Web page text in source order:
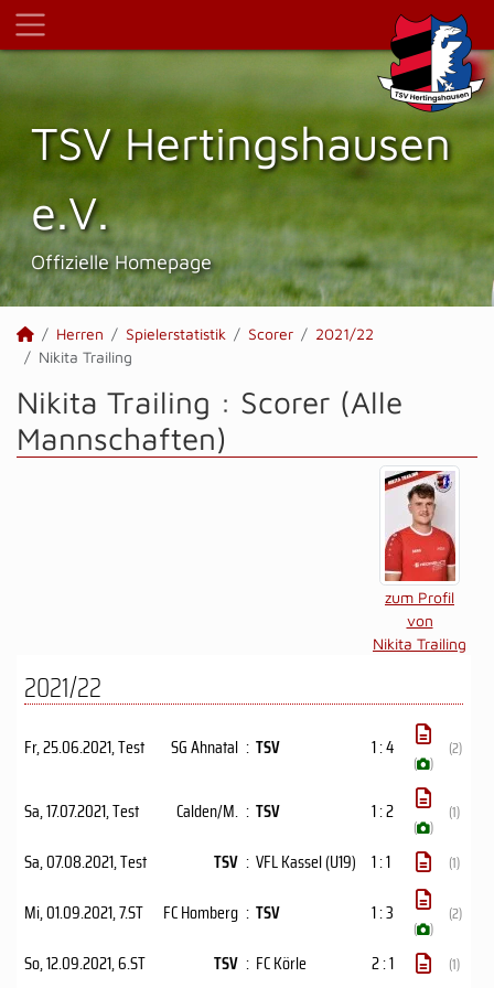
TSV Hertings­hausen
e.V.
Offizielle Homepage
Herren Spielerstatistik Scorer
2021/22
Nikita Trailing
Nikita Trailing : Scorer (Alle
Mannschaften)
zum Profil
von
Nikita Trailing
2021/22
Fr, 25.06.2021, Test SG Ahnatal : TSV 1 : 4
( )
(2)
Sa, 17.07.2021, Test Calden/M. : TSV 1 : 2
( )
(1)
Sa, 07.08.2021, Test TSV : VFL Kassel (U19) 1 : 1 (1)
Mi, 01.09.2021, 7.ST FC Homberg : TSV 1 : 3
( )
(2)
So, 12.09.2021, 6.ST TSV : FC Körle 2 : 1 (1)